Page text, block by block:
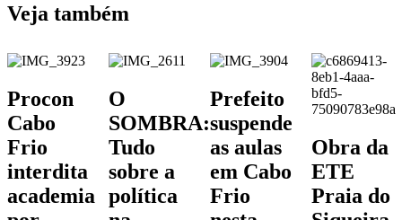
Veja também
Procon
Cabo
Frio
interdita
academia
O
SOMBRA:
Tudo
sobre a
política
Prefeito
suspende
as aulas
em Cabo
Frio
Obra da
ETE
Praia do